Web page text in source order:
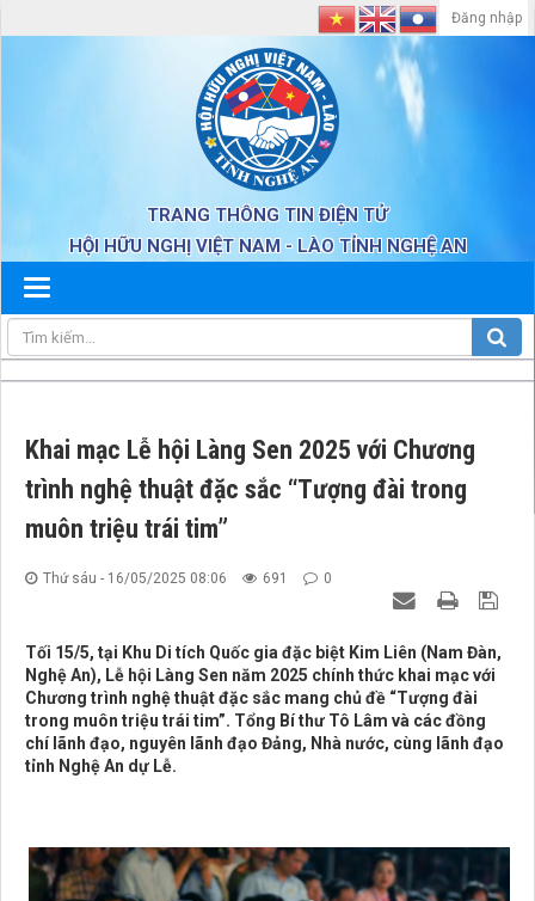
TRANG THÔNG TIN ĐIỆN TỬ
HỘI HỮU NGHỊ VIỆT NAM - LÀO TỈNH NGHỆ AN
Đăng nhập
Khai mạc Lễ hội Làng Sen 2025 với Chương
trình nghệ thuật đặc sắc “Tượng đài trong
muôn triệu trái tim”
Thứ sáu - 16/05/2025 08:06 691 0
Tối 15/5, tại Khu Di tích Quốc gia đặc biệt Kim Liên (Nam Đàn,
Nghệ An), Lễ hội Làng Sen năm 2025 chính thức khai mạc với
Chương trình nghệ thuật đặc sắc mang chủ đề “Tượng đài
trong muôn triệu trái tim”. Tổng Bí thư Tô Lâm và các đồng
chí lãnh đạo, nguyên lãnh đạo Đảng, Nhà nước, cùng lãnh đạo
tỉnh Nghệ An dự Lễ.